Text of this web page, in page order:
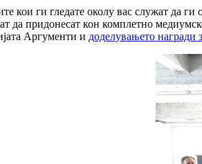
кои ги гледате околу вас служат да
да придонесат кон комплетно
Аргументи и доделувањето награди